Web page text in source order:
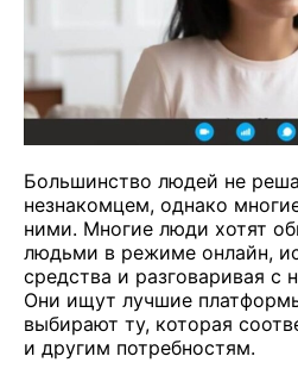
Большинство людей не
незнакомцем, однако
ними. Многие люди хотят
людьми в режиме онлайн,
средства и разговаривая с
Они ищут лучшие
выбирают ту, которая
и другим потребностям.